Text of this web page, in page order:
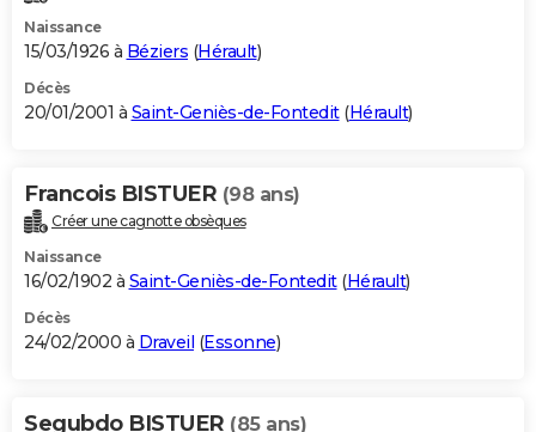
Naissance
15/03/1926 à Béziers (Hérault)
Décès
20/01/2001 à Saint-Geniès-de-Fontedit(Hérault)
Francois BISTUER (98 ans)
Créer une cagnotte obsèques
Naissance
16/02/1902 à Saint-Geniès-de-Fontedit(Hérault)
Décès
24/02/2000 à Draveil (Essonne)
Segubdo BISTUER (85 ans)